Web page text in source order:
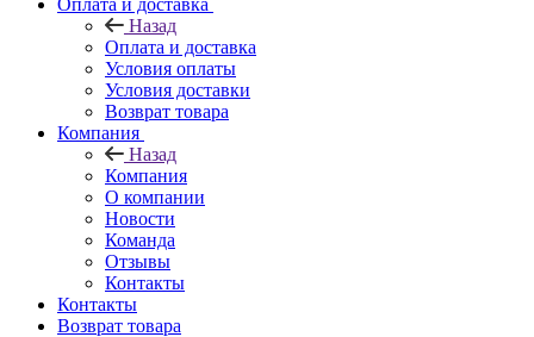
Оплата и доставка
Назад
Оплата и доставка
Условия оплаты
Условия доставки
Возврат товара
Компания
Назад
Компания
О компании
Новости
Команда
Отзывы
Контакты
Контакты
Возврат товара